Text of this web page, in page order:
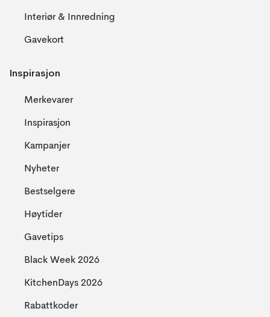
Interiør & Innredning
Gavekort
Inspirasjon
Merkevarer
Inspirasjon
Kampanjer
Nyheter
Bestselgere
Høytider
Gavetips
Black Week 2026
KitchenDays 2026
Rabattkoder